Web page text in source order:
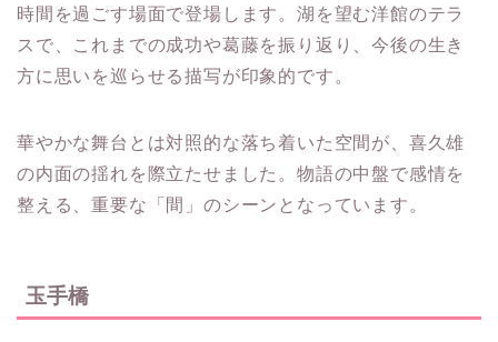
時間を過ごす場面で登場します。湖を望む洋館のテラ
スで、これまでの成功や葛藤を振り返り、今後の生き
方に思いを巡らせる描写が印象的です。
華やかな舞台とは対照的な落ち着いた空間が、喜久雄
の内面の揺れを際立たせました。物語の中盤で感情を
整える、重要な「間」のシーンとなっています。
玉手橋